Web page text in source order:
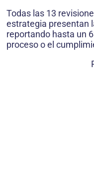
Todas las 13
estrategia presentan
reportando hasta un
proceso o el